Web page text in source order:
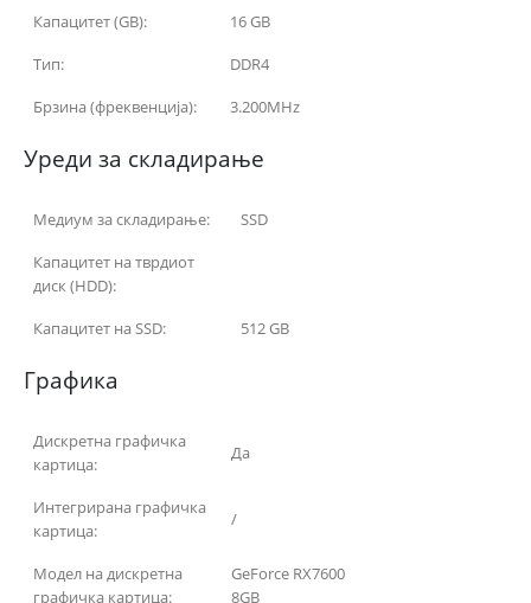
Капацитет (GB):
16 GB
Тип:
DDR4
Брзина (фреквенција):
3.200MHz
Уреди за складирање
Медиум за складирање:
SSD
Капацитет на тврдиот
диск (HDD):
Капацитет на SSD:
512 GB
Графика
Дискретна графичка
картица:
Да
Интегрирана графичка
картица:
/
Модел на дискретна
графичка картица:
GeForce RX7600
8GB